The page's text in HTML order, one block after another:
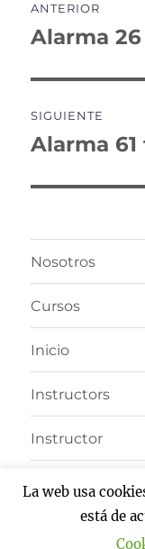
de
ANTERIOR
Entrada
Alarma
SIGUIENTE
Entrada
Alarma
Nosotros
Cursos
Inicio
Instructors
Instructor
Become A
ConforempresariaL
La web usa
está de